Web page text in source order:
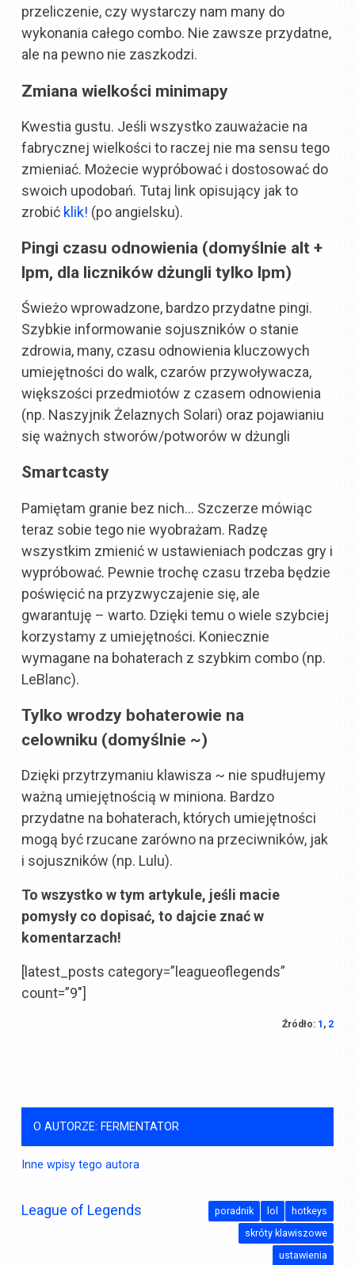
przeliczenie, czy wystarczy nam many do
wykonania całego combo. Nie zawsze przydatne,
ale na pewno nie zaszkodzi.
Zmiana wielkości minimapy
Kwestia gustu. Jeśli wszystko zauważacie na
fabrycznej wielkości to raczej nie ma sensu tego
zmieniać. Możecie wypróbować i dostosować do
swoich upodobań. Tutaj link opisujący jak to
zrobić klik! (po angielsku).
Pingi czasu odnowienia (domyślnie alt +
lpm, dla liczników dżungli tylko lpm)
Świeżo wprowadzone, bardzo przydatne pingi.
Szybkie informowanie sojuszników o stanie
zdrowia, many, czasu odnowienia kluczowych
umiejętności do walk, czarów przywoływacza,
większości przedmiotów z czasem odnowienia
(np. Naszyjnik Żelaznych Solari) oraz pojawianiu
się ważnych stworów/potworów w dżungli
Smartcasty
Pamiętam granie bez nich… Szczerze mówiąc
teraz sobie tego nie wyobrażam. Radzę
wszystkim zmienić w ustawieniach podczas gry i
wypróbować. Pewnie trochę czasu trzeba będzie
poświęcić na przyzwyczajenie się, ale
gwarantuję – warto. Dzięki temu o wiele szybciej
korzystamy z umiejętności. Koniecznie
wymagane na bohaterach z szybkim combo (np.
LeBlanc).
Tylko wrodzy bohaterowie na
celowniku (domyślnie ~)
Dzięki przytrzymaniu klawisza ~ nie spudłujemy
ważną umiejętnością w miniona. Bardzo
przydatne na bohaterach, których umiejętności
mogą być rzucane zarówno na przeciwników, jak
i sojuszników (np. Lulu).
To wszystko w tym artykule, jeśli macie
pomysły co dopisać, to dajcie znać w
komentarzach!
[latest_posts category=”leagueoflegends”
count=”9″]
Źródło: 1 , 2
O AUTORZE: FERMENTATOR
Inne wpisy tego autora
League of Legends hotkeys
lol
poradnik
skróty klawiszowe
ustawienia